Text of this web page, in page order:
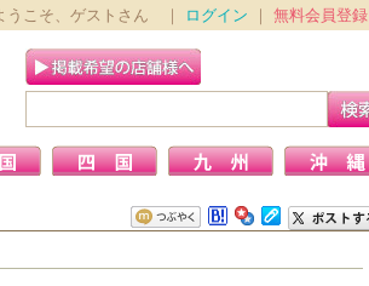
うこそ、ゲストさん ｜ ログイン 無料会員登録